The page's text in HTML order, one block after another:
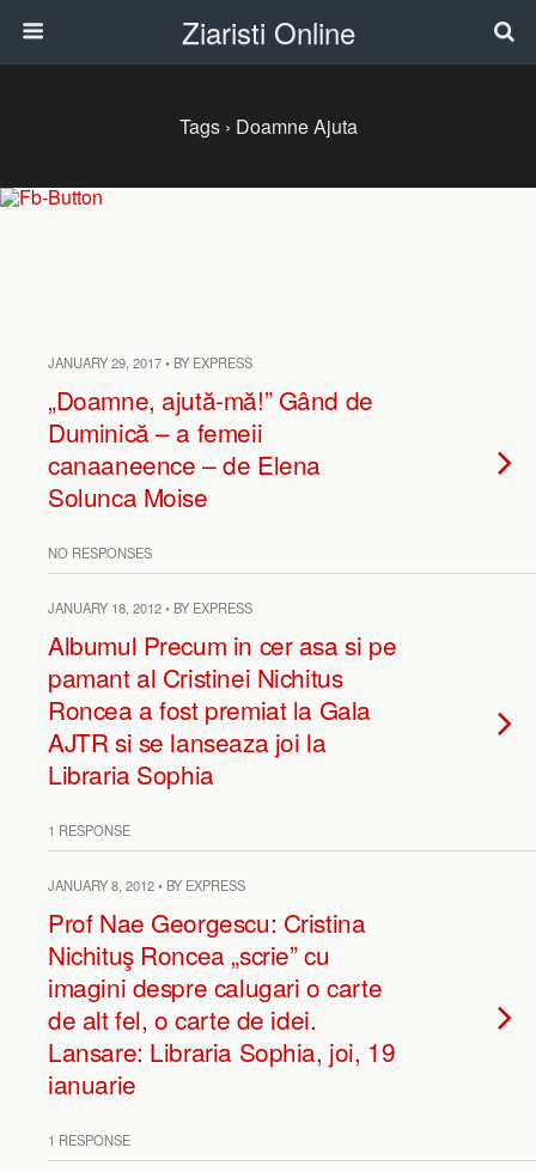
Ziaristi Online
Tags › Doamne Ajuta
JANUARY 29, 2017 • BY EXPRESS
„Doamne, ajută-mă!” Gând de
Duminică – a femeii
canaaneence – de Elena
Solunca Moise
NO RESPONSES
JANUARY 18, 2012 • BY EXPRESS
Albumul Precum in cer asa si pe
pamant al Cristinei Nichitus
Roncea a fost premiat la Gala
AJTR si se lanseaza joi la
Libraria Sophia
1 RESPONSE
JANUARY 8, 2012 • BY EXPRESS
Prof Nae Georgescu: Cristina
Nichituş Roncea „scrie” cu
imagini despre calugari o carte
de alt fel, o carte de idei.
Lansare: Libraria Sophia, joi, 19
ianuarie
1 RESPONSE